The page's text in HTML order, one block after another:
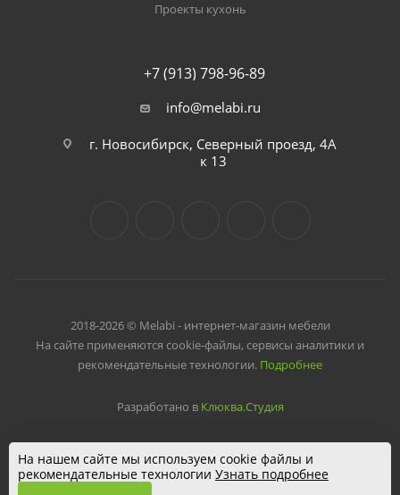
Проекты кухонь
+7 (913) 798-96-89
info@melabi.ru
г. Новосибирск, Северный проезд, 4А
к 13
2018-2026 © Melabi - интернет-магазин мебели
На сайте применяются cookie-файлы, сервисы аналитики и
рекомендательные технологии. Подробнее
Разработано в Клюква.Студия
На нашем сайте мы используем cookie файлы и
рекомендательные технологии Узнать подробнее